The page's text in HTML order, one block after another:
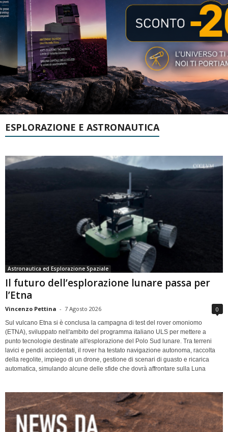
ESPLORAZIONE E ASTRONAUTICA
Astronautica ed Esplorazione Spaziale
Il futuro dell’esplorazione lunare passa per
l’Etna
Vincenzo Pettina - 7 Agosto 2026 0
Sul vulcano Etna si è conclusa la campagna di test del rover omoniomo
(ETNA), sviluppato nell'ambito del programma italiano ULS per mettere a
punto tecnologie destinate all'esplorazione del Polo Sud lunare. Tra terreni
lavici e pendii accidentati, il rover ha testato navigazione autonoma, raccolta
della regolite, impiego di un drone, gestione di scenari di guasto e ricarica
automatica, simulando alcune delle sfide che dovrà affrontare sulla Luna